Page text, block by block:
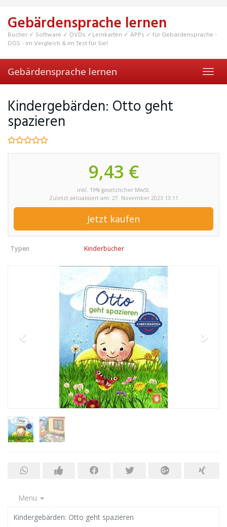
main
content
Gebärdensprache lernen
Bücher ✓ Software ✓ DVDs ✓Lernkarten ✓ APPs ✓ für Gebärdensprache -
DGS - im Vergleich & im Test für Sie!
Gebärdensprache lernen
Kindergebärden: Otto geht
spazieren
9,43 €
inkl. 19% gesetzlicher MwSt.
Zuletzt aktualisiert am: 27. November 2023 13:11
Jetzt kaufen
Typen Kinderbücher
Menu
Kindergebärden: Otto geht spazieren